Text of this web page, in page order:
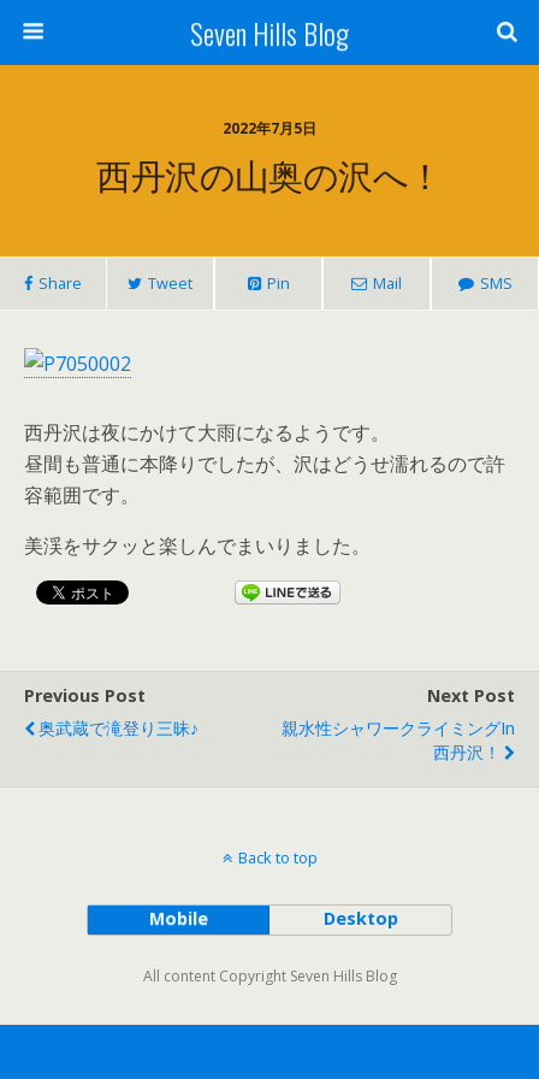
Seven Hills Blog
2022年7月5日
西丹沢の山奥の沢へ！
Share Tweet Pin Mail SMS
西丹沢は夜にかけて大雨になるようです。
昼間も普通に本降りでしたが、沢はどうせ濡れるので許
容範囲です。
美渓をサクッと楽しんでまいりました。
Previous Post
奥武蔵で滝登り三昧♪
Next Post
親水性シャワークライミングin
西丹沢！
Back to top
Mobile Desktop
All content Copyright Seven Hills Blog